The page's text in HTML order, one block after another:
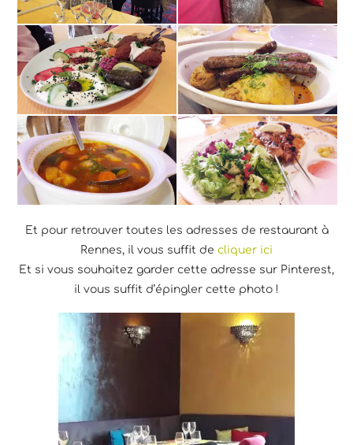
Et pour retrouver toutes les adresses de restaurant à
Rennes, il vous suffit de cliquer ici
Et si vous souhaitez garder cette adresse sur Pinterest,
il vous suffit d’épingler cette photo !